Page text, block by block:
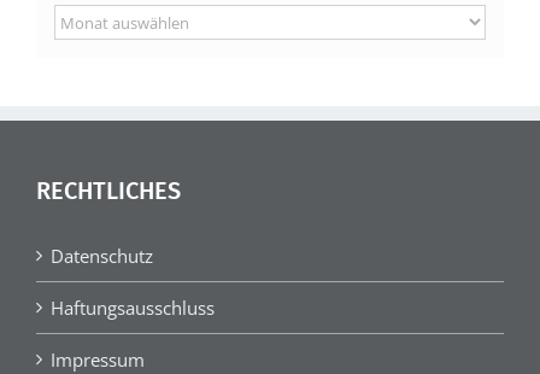
Beitragsarchiv
RECHTLICHES
Datenschutz
Haftungsausschluss
Impressum